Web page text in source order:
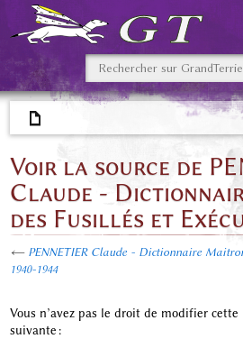
Voir la source de
Claude -
des Fusillés et
← PENNETIER Claude - Dictionnaire
1940-1944
Vous n’avez pas le droit de modifier cette
suivante :